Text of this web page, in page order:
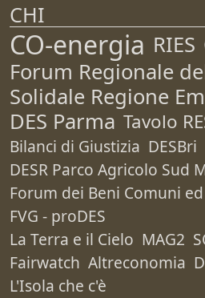
CHI
CO-energia RIES
Forum Regionale
Solidale Regione
DES Parma Tavolo
Bilanci di Giustizia DESBri
DESR Parco Agricolo Sud
Forum dei Beni Comuni
FVG - proDES
La Terra e il Cielo MAG2
Fairwatch Altreconomia
L'Isola che c'è